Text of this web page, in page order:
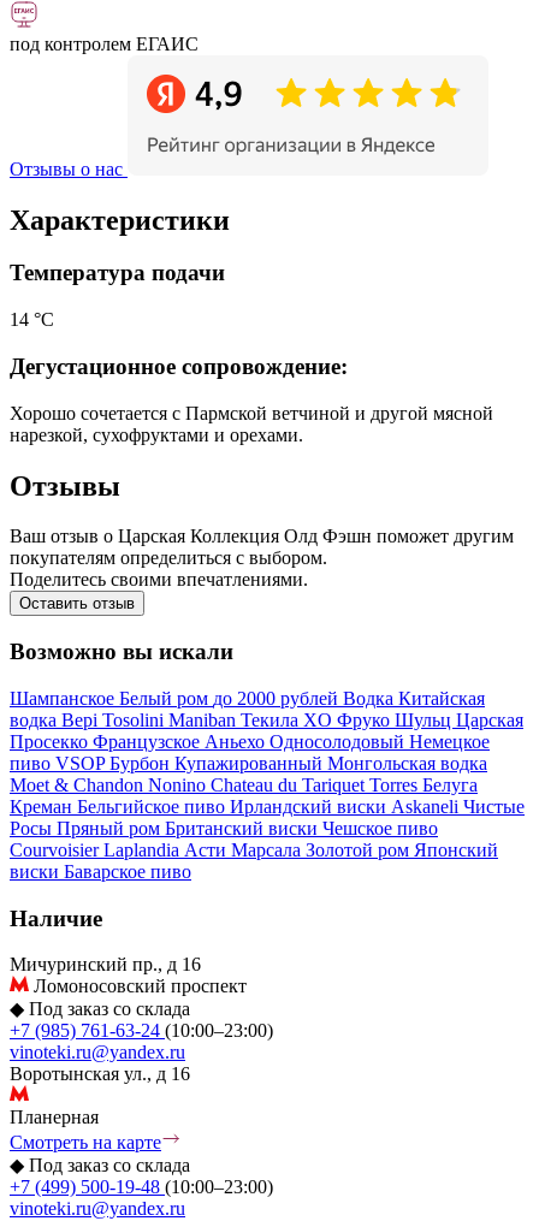
под контролем ЕГАИС
Отзывы о нас
Характеристики
Температура подачи
14 °С
Дегустационное сопровождение:
Хорошо сочетается с Пармской ветчиной и другой мясной
нарезкой, сухофруктами и орехами.
Отзывы
Ваш отзыв о Царская Коллекция Олд Фэшн поможет другим
покупателям определиться с выбором.
Поделитесь своими впечатлениями.
Оставить отзыв
Возможно вы искали
Шампанское Белый ром до 2000 рублей Водка Китайская
водка Bepi Tosolini Maniban Текила XO Фруко Шульц Царская
Просекко Французское Аньехо Односолодовый Немецкое
пиво VSOPБурбон Купажированный Монгольская водка
Moet & Chandon Nonino Chateau du Tariquet Torres Белуга
Креман Бельгийское пиво Ирландский виски Askaneli Чистые
Росы Пряный ром Британский виски Чешское пиво
CourvoisierLaplandia Асти Марсала Золотой ром Японский
виски Баварское пиво
Наличие
Мичуринский пр., д 16
Ломоносовский проспект
◆ Под заказ со склада
+7 (985) 761-63-24 (10:00–23:00)
vinoteki.ru@yandex.ru
Воротынская ул., д 16
Планерная
Смотреть на карте
◆ Под заказ со склада
+7 (499) 500-19-48 (10:00–23:00)
vinoteki.ru@yandex.ru